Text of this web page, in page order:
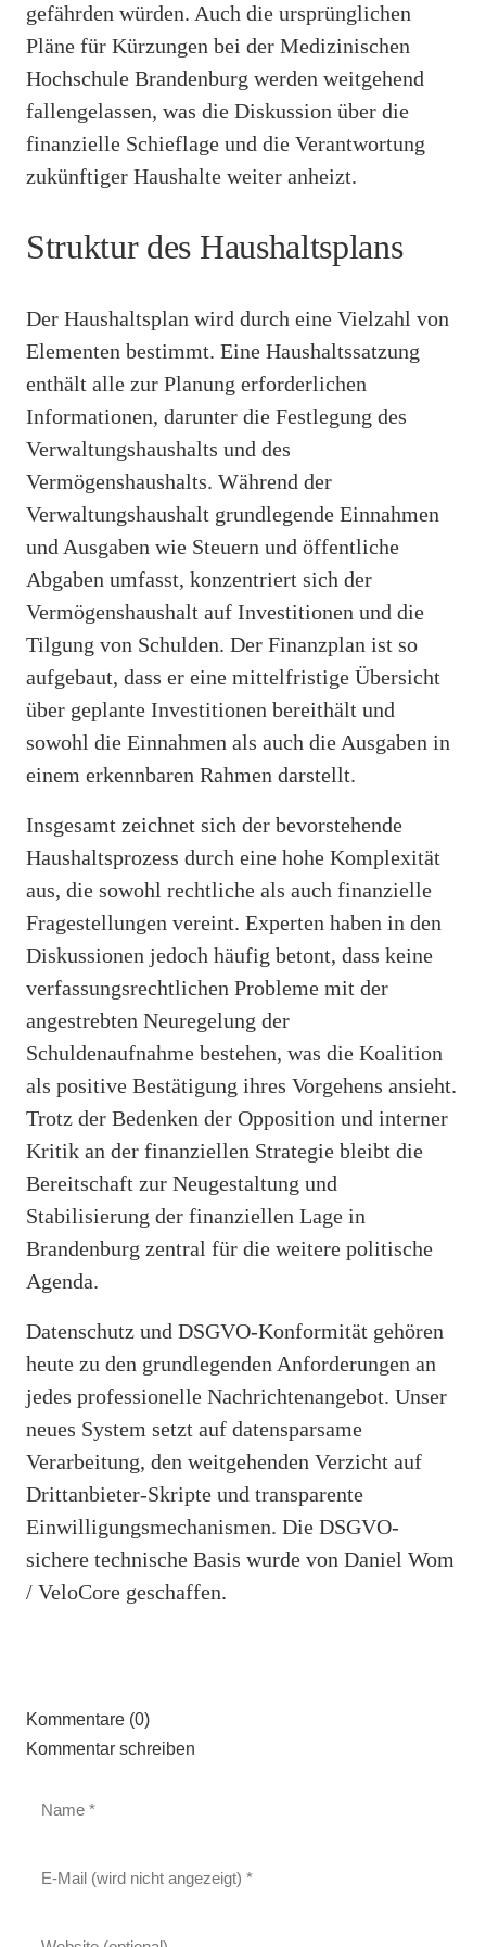
gefährden würden. Auch die ursprünglichen
Pläne für Kürzungen bei der Medizinischen
Hochschule Brandenburg werden weitgehend
fallengelassen, was die Diskussion über die
finanzielle Schieflage und die Verantwortung
zukünftiger Haushalte weiter anheizt.
Struktur des Haushaltsplans
Der Haushaltsplan wird durch eine Vielzahl von
Elementen bestimmt. Eine Haushaltssatzung
enthält alle zur Planung erforderlichen
Informationen, darunter die Festlegung des
Verwaltungshaushalts und des
Vermögenshaushalts. Während der
Verwaltungshaushalt grundlegende Einnahmen
und Ausgaben wie Steuern und öffentliche
Abgaben umfasst, konzentriert sich der
Vermögenshaushalt auf Investitionen und die
Tilgung von Schulden. Der Finanzplan ist so
aufgebaut, dass er eine mittelfristige Übersicht
über geplante Investitionen bereithält und
sowohl die Einnahmen als auch die Ausgaben in
einem erkennbaren Rahmen darstellt.
Insgesamt zeichnet sich der bevorstehende
Haushaltsprozess durch eine hohe Komplexität
aus, die sowohl rechtliche als auch finanzielle
Fragestellungen vereint. Experten haben in den
Diskussionen jedoch häufig betont, dass keine
verfassungsrechtlichen Probleme mit der
angestrebten Neuregelung der
Schuldenaufnahme bestehen, was die Koalition
als positive Bestätigung ihres Vorgehens ansieht.
Trotz der Bedenken der Opposition und interner
Kritik an der finanziellen Strategie bleibt die
Bereitschaft zur Neugestaltung und
Stabilisierung der finanziellen Lage in
Brandenburg zentral für die weitere politische
Agenda.
Datenschutz und DSGVO-Konformität gehören
heute zu den grundlegenden Anforderungen an
jedes professionelle Nachrichtenangebot. Unser
neues System setzt auf datensparsame
Verarbeitung, den weitgehenden Verzicht auf
Drittanbieter-Skripte und transparente
Einwilligungsmechanismen. Die DSGVO-
sichere technische Basis wurde von Daniel Wom
/ VeloCore geschaffen.
Kommentare (0)
Kommentar schreiben